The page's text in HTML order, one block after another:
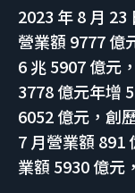
2023 年 8 月
營業額 9777 億
6 兆 5907 億元
3778 億元年增
6052 億元，創
7 月營業額 891
業額 5930 億元